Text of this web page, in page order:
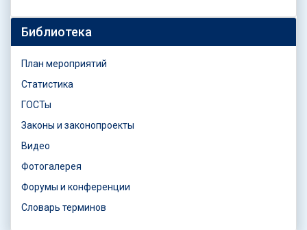
Библиотека
План мероприятий
Статистика
ГОСТы
Законы и законопроекты
Видео
Фотогалерея
Форумы и конференции
Словарь терминов